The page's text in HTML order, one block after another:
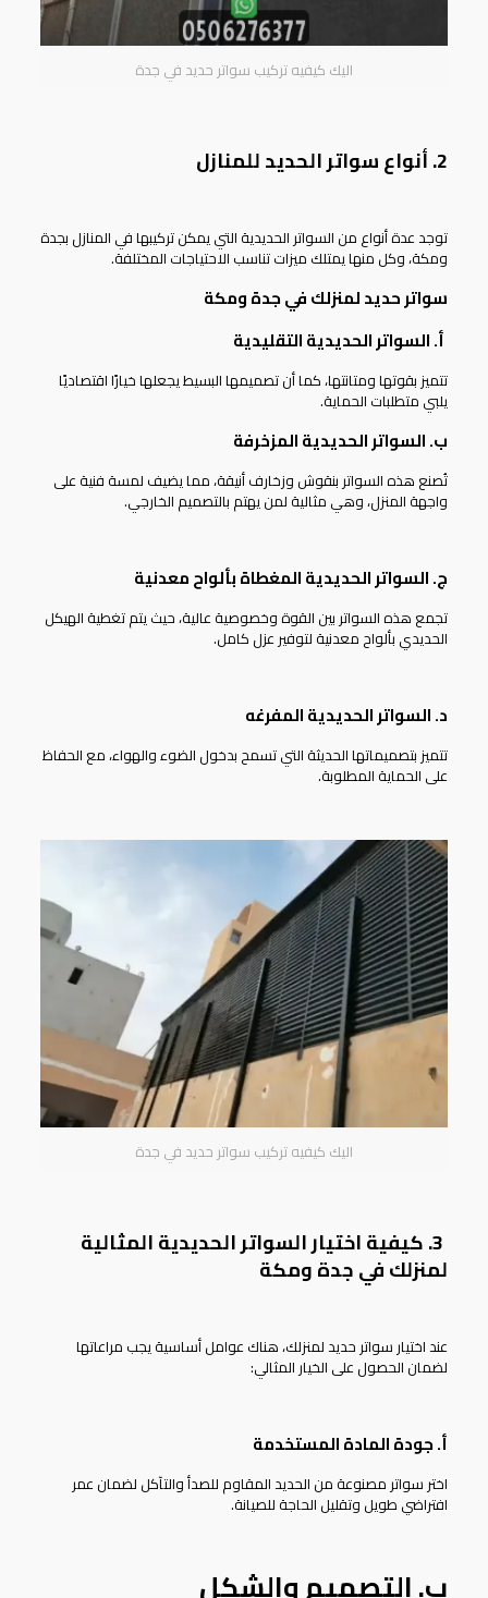
اليك كيفيه تركيب سواتر حديد في جدة
2. أنواع سواتر الحديد للمنازل
توجد عدة أنواع من السواتر الحديدية التي يمكن تركيبها في المنازل بجدة
ومكة، وكل منها يمتلك ميزات تناسب الاحتياجات المختلفة.
سواتر حديد لمنزلك في جدة ومكة
أ. السواتر الحديدية التقليدية
تتميز بقوتها ومتانتها، كما أن تصميمها البسيط يجعلها خيارًا اقتصاديًا
يلبي متطلبات الحماية.
ب. السواتر الحديدية المزخرفة
تُصنع هذه السواتر بنقوش وزخارف أنيقة، مما يضيف لمسة فنية على
واجهة المنزل، وهي مثالية لمن يهتم بالتصميم الخارجي.
ج. السواتر الحديدية المغطاة بألواح معدنية
تجمع هذه السواتر بين القوة وخصوصية عالية، حيث يتم تغطية الهيكل
الحديدي بألواح معدنية لتوفير عزل كامل.
د. السواتر الحديدية المفرغه
تتميز بتصميماتها الحديثة التي تسمح بدخول الضوء والهواء، مع الحفاظ
على الحماية المطلوبة.
اليك كيفيه تركيب سواتر حديد في جدة
3. كيفية اختيار السواتر الحديدية المثالية
لمنزلك في جدة ومكة
عند اختيار سواتر حديدلمنزلك، هناك عوامل أساسية يجب مراعاتها
لضمان الحصول على الخيار المثالي:
أ. جودة المادة المستخدمة
اختر سواتر مصنوعة من الحديد المقاوم للصدأ والتآكل لضمان عمر
افتراضي طويل وتقليل الحاجة للصيانة.
ب. التصميم والشكل